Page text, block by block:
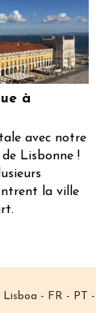
à
avec notre
Lisbonne !
la ville
Lisboa - FR - PT -